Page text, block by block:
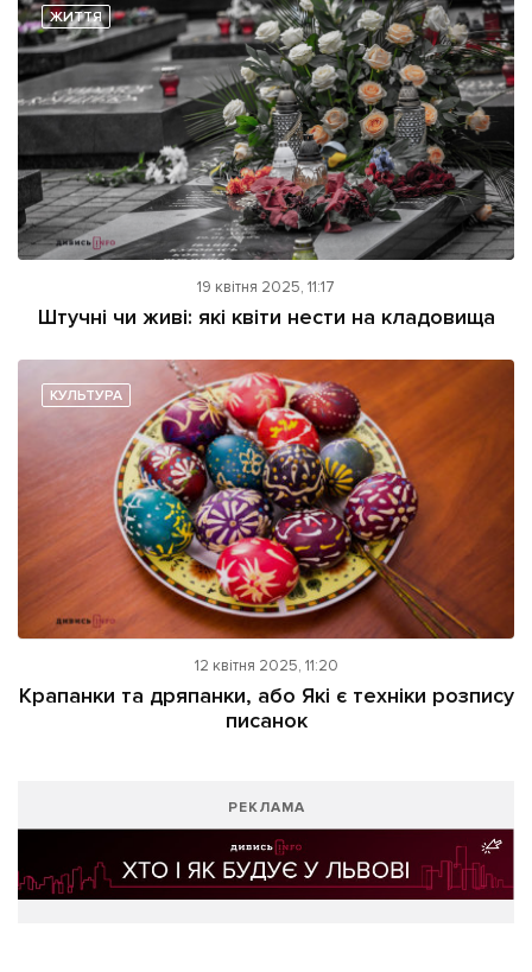
ЖИТТЯ
19 квітня 2025, 11:17
Штучні чи живі: які квіти нести на кладовища
КУЛЬТУРА
12 квітня 2025, 11:20
Крапанки та дряпанки, або Які є техніки розпису
писанок
РЕКЛАМА